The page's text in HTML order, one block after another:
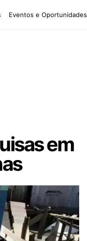
Eventos e Oportunidades
em